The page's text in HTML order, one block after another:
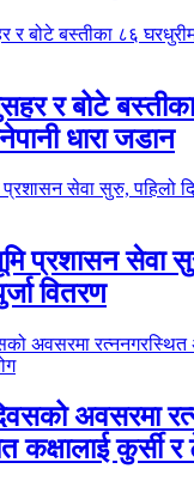
र बोटे
धारा जडान
प्रशासन सेवा
वितरण
अवसरमा
कक्षालाई कुर्सी